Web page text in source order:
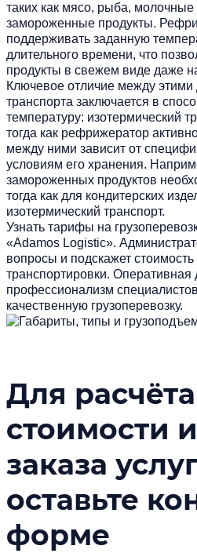
таких как мясо, рыба, молочные
замороженные продукты.
поддерживать заданную
длительного времени, что
продукты в свежем виде даже
Ключевое отличие между
транспорта заключается в
температуру: изотермический
тогда как рефрижератор
между ними зависит от
условиям его хранения.
замороженных продуктов
тогда как для кондитерских
изотермический транспорт.
Узнать тарифы на
«Adamos Logistic».
вопросы и подскажет
транспортировки. Оперативная
профессионализм
качественную грузоперевозку.
Для расчёта
стоимости
заказа
оставьте
форме